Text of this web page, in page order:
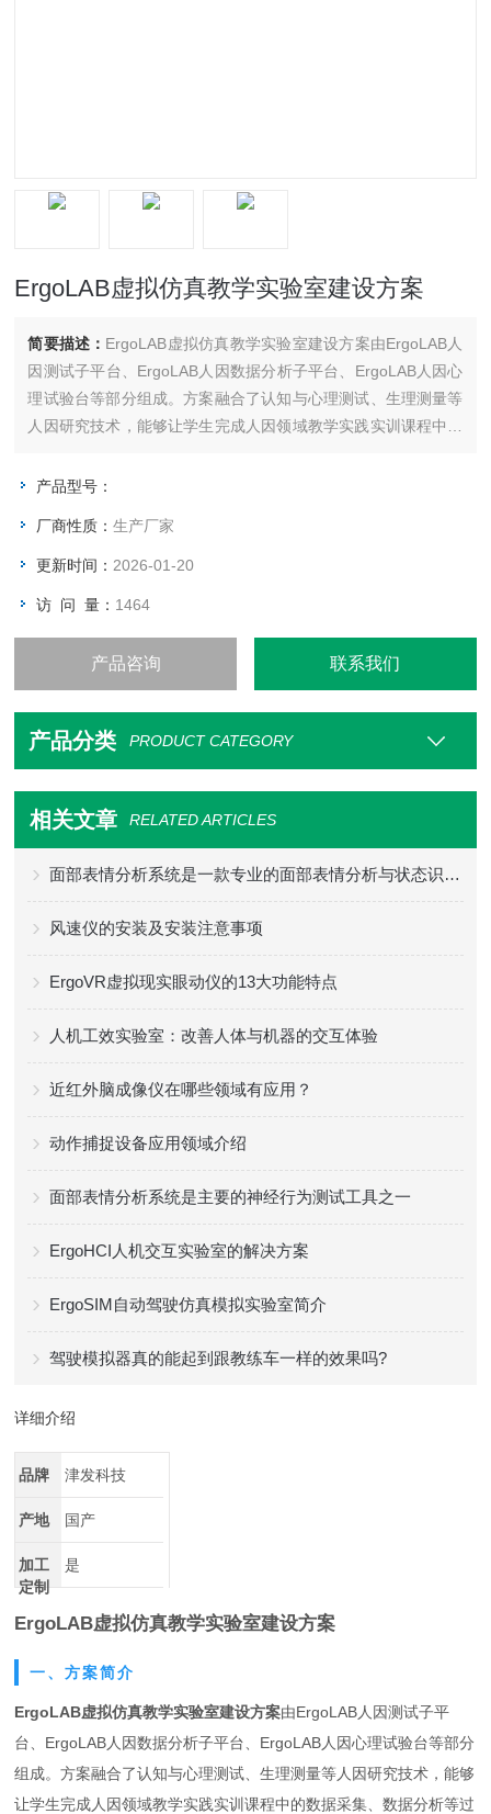
ErgoLAB虚拟仿真教学实验室建设方案
简要描述： ErgoLAB虚拟仿真教学实验室建设方案由ErgoLAB人
因测试子平台、ErgoLAB人因数据分析子平台、ErgoLAB人因心
理试验台等部分组成。方案融合了认知与心理测试、生理测量等
人因研究技术，能够让学生完成人因领域教学实践实训课程中的
法和技术，培养具备交叉学科能力的新一代人因行业人才。
产品型号：
厂商性质：生产厂家
更新时间： 2026-01-20
访 问 量： 1464
产品咨询 联系我们
产品分类 PRODUCT CATEGORY
相关文章 RELATED ARTICLES
面部表情分析系统是一款专业的面部表情分析与状态识别工具
风速仪的安装及安装注意事项
ErgoVR虚拟现实眼动仪的13大功能特点
人机工效实验室：改善人体与机器的交互体验
近红外脑成像仪在哪些领域有应用？
动作捕捉设备应用领域介绍
面部表情分析系统是主要的神经行为测试工具之一
ErgoHCI人机交互实验室的解决方案
ErgoSIM自动驾驶仿真模拟实验室简介
驾驶模拟器真的能起到跟教练车一样的效果吗?
详细介绍
品牌 津发科技
产地 国产
加工
定制
是
ErgoLAB虚拟仿真教学实验室建设方案
一、方案简介
ErgoLAB虚拟仿真教学实验室建设方案由ErgoLAB人因测试子平
台、ErgoLAB人因数据分析子平台、ErgoLAB人因心理试验台等部分
组成。方案融合了认知与心理测试、生理测量等人因研究技术，能够
让学生完成人因领域教学实践实训课程中的数据采集、数据分析等过